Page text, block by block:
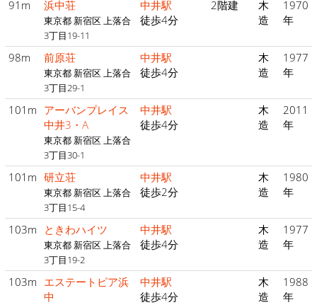
91m 浜中荘
東京都 新宿区 上落合
3丁目19-11
中井駅
徒歩4分
2階建
木
造
1970
年
98m 前原荘
東京都 新宿区 上落合
3丁目29-1
中井駅
徒歩4分
木
造
1977
年
101m アーバンプレイス
中井3・A
東京都 新宿区 上落合
3丁目30-1
中井駅
徒歩4分
木
造
2011
年
101m 研立荘
東京都 新宿区 上落合
3丁目15-4
中井駅
徒歩2分
木
造
1980
年
103m ときわハイツ
東京都 新宿区 上落合
3丁目19-2
中井駅
徒歩4分
木
造
1977
年
103m エステートピア浜
中
中井駅
徒歩4分
木
造
1988
年